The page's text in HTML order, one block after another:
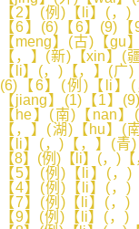
【2】(例)【li】(，
【6】(6)【6】(9)
【meng】(古)【gu
【，】(新)【xin】(
【li】(，)【，】(广
(6)【6】(例)【li】
【jiang】(1)【1】
【he】(南)【nan
【，】(湖)【hu】(
【li】(，)【，】(
【8】(例)【li】(，)
【5】(例)【li】(，
【4】(例)【li】(，
【7】(例)【li】(，
【9】(例)【li】(，)